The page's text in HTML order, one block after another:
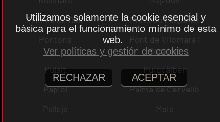
Premià de Dalt
Prats de Lluçanès
Pontons
Pont de Vilomara i
Rocafort
Pujalt
Puigdàlber
Papiol
Palma de Cervelló
Pallejà
Moià
Utilizamos solamente la cookie esencial y
básica para el funcionamiento mínimo de esta
web.
Ver políticas y gestión de cookies
RECHAZAR ACEPTAR